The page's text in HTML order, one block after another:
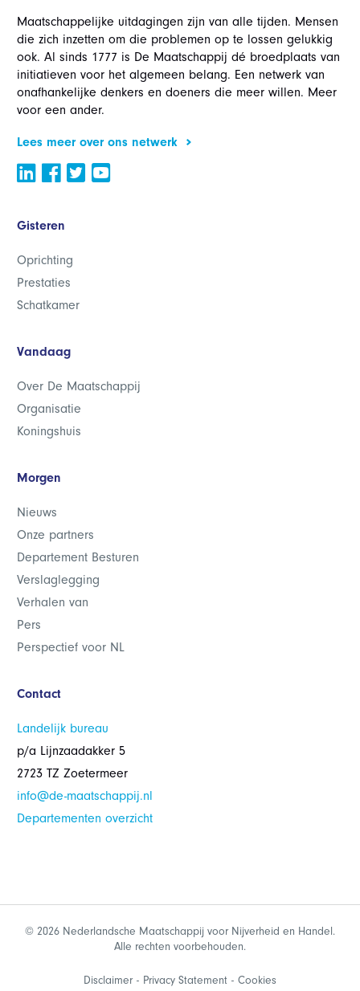
Maatschappelijke uitdagingen zijn van alle tijden. Mensen
die zich inzetten om die problemen op te lossen gelukkig
ook. Al sinds 1777 is De Maatschappij dé broedplaats van
initiatieven voor het algemeen belang. Een netwerk van
onafhankelijke denkers en doeners die meer willen. Meer
voor een ander.
Lees meer over ons netwerk
Gisteren
Oprichting
Prestaties
Schatkamer
Vandaag
Over De Maatschappij
Organisatie
Koningshuis
Morgen
Nieuws
Onze partners
Departement Besturen
Verslaglegging
Verhalen van
Pers
Perspectief voor NL
Contact
Landelijk bureau
p/a Lijnzaadakker 5
2723 TZ Zoetermeer
info@de-maatschappij.nl
Departementen overzicht
© 2026 Nederlandsche Maatschappij voor Nijverheid en Handel.
Alle rechten voorbehouden.
Disclaimer Privacy Statement Cookies